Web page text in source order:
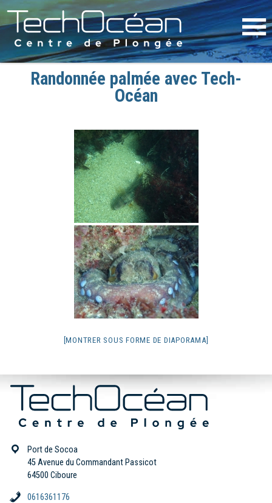
Randonnée palmée avec Tech-
Océan
[MONTRER SOUS FORME DE DIAPORAMA]
Port de Socoa
45 Avenue du Commandant Passicot
64500 Ciboure
0616361176